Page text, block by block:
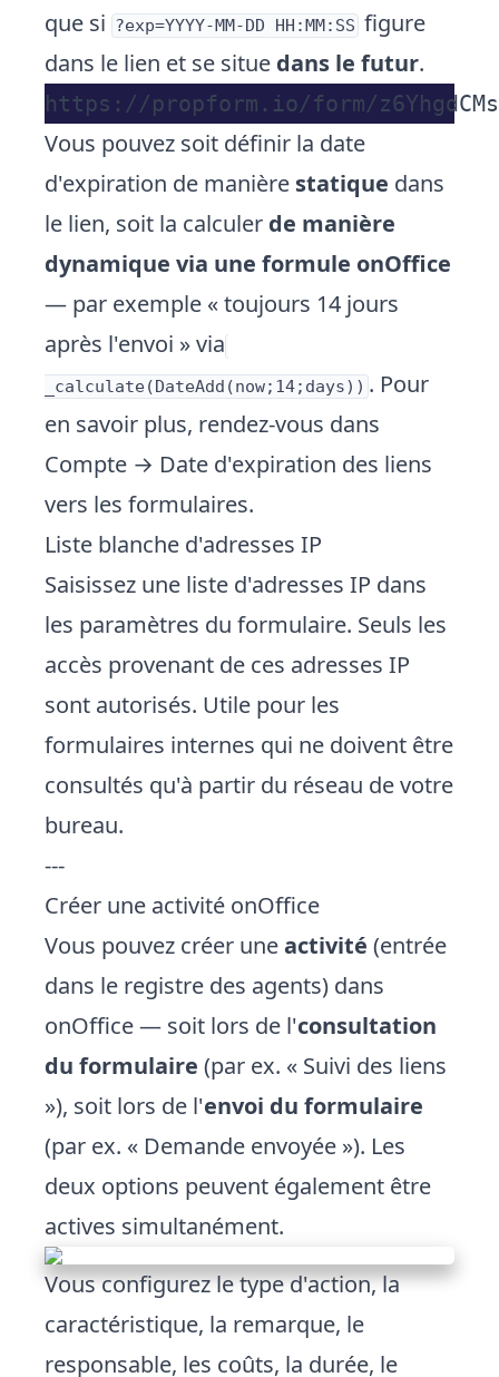
que si ?exp=YYYY-MM-DD HH:MM:SS figure
dans le lien et se situe dans le futur.
Vous pouvez soit définir la date
d'expiration de manière statique dans
le lien, soit la calculer de manière
dynamique via une formule onOffice
— par exemple « toujours 14 jours
après l'envoi » via
_calculate(DateAdd(now;14;days)) . Pour
en savoir plus, rendez-vous dans
Compte → Date d'expiration des liens
vers les formulaires.
Liste blanche d'adresses IP
Saisissez une liste d'adresses IP dans
les paramètres du formulaire. Seuls les
accès provenant de ces adresses IP
sont autorisés. Utile pour les
formulaires internes qui ne doivent être
consultés qu'à partir du réseau de votre
bureau.
---
Créer une activité onOffice
Vous pouvez créer uneactivité (entrée
dans le registre des agents) dans
onOffice — soit lors de l'consultation
du formulaire (par ex. « Suivi des liens
»), soit lors de l'envoi du formulaire
(par ex. « Demande envoyée »). Les
deux options peuvent également être
actives simultanément.
Vous configurez le type d'action, la
caractéristique, la remarque, le
responsable, les coûts, la durée, le